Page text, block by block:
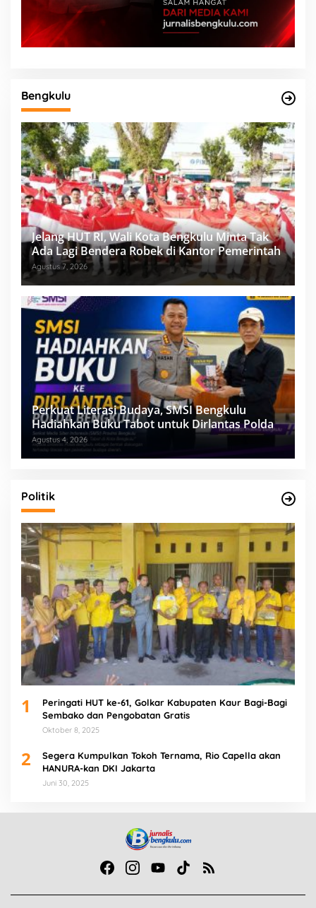
Bengkulu
Jelang HUT RI, Wali Kota Bengkulu Minta Tak
Ada Lagi Bendera Robek di Kantor Pemerintah
Agustus 7, 2026
Perkuat Literasi Budaya, SMSI Bengkulu
Hadiahkan Buku Tabot untuk Dirlantas Polda
Agustus 4, 2026
Politik
1
Peringati HUT ke-61, Golkar Kabupaten Kaur Bagi-Bagi
Sembako dan Pengobatan Gratis
Oktober 8, 2025
2
Segera Kumpulkan Tokoh Ternama, Rio Capella akan
HANURA-kan DKI Jakarta
Juni 30, 2025